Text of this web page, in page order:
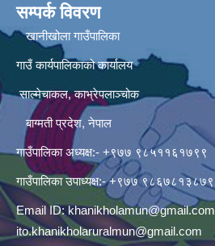
सम्पर्क विवरण
खानीखोला गाउँपालिका
गाउँ कार्यपालिकाको कार्यालय
साल्मेचाकल, काभ्रेपलाञ्चोक
बाग्मती प्रदेश, नेपाल
गाउँपालिका अध्यक्ष:- +९७७ ९८५११६१७९९
गाउँपालिका उपाध्यक्ष:- +९७७ ९८६७८१३८७९
Email ID:khanikholamun@gmail.com
ito.khanikholaruralmun@gmail.com